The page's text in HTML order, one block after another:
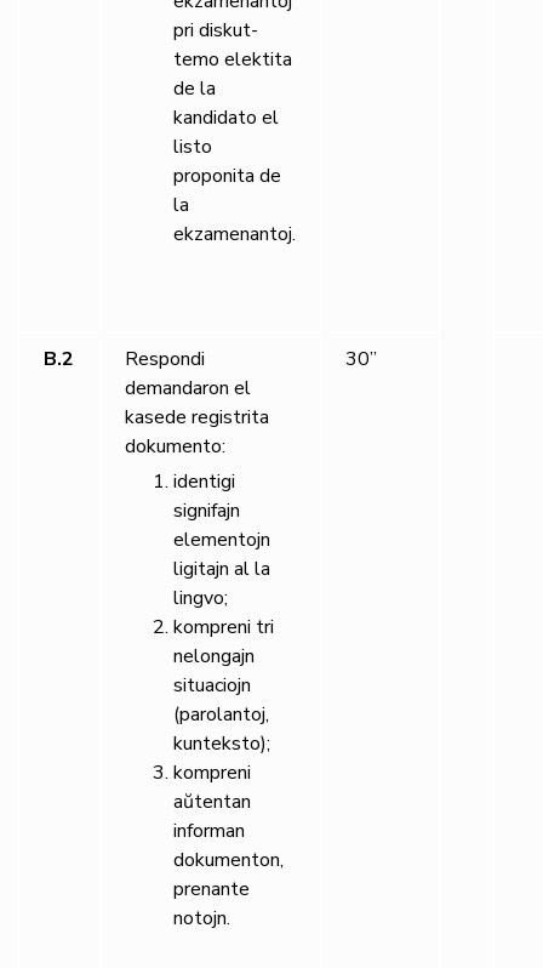
pri diskut-
temo elektita
de la
kandidato el
listo
proponita de
la
ekzamenantoj.
B.2
Respondi
demandaron el
kasede registrita
dokumento:
identigi
signifajn
elementojn
ligitajn al la
lingvo;
kompreni tri
nelongajn
situaciojn
(parolantoj,
kunteksto);
kompreni
aŭtentan
informan
dokumenton,
prenante
notojn.
30”